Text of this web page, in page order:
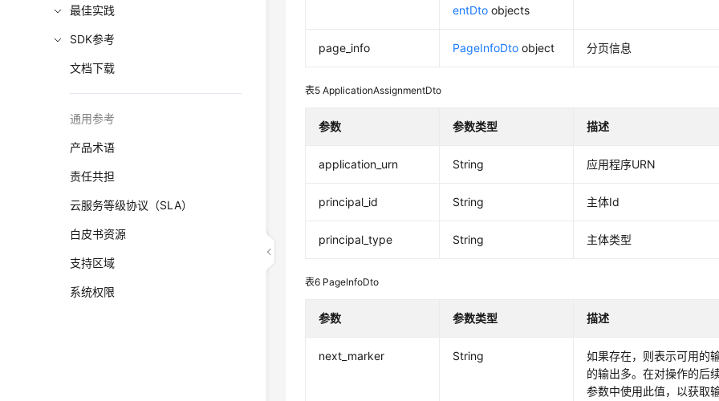
最佳实践
SDK参考
文档下载
通用参考
产品术语
责任共担
云服务等级协议（SLA）
白皮书资源
支持区域
系统权限
entDto objects
page_info PageInfoDto object 分页信息
表5ApplicationAssignmentDto
参数 参数类型 描述
application_urn String 应用程序URN
principal_id String 主体Id
principal_type String 主体类型
表6 PageInfoDto
参数 参数类型 描述
next_marker String
如果存在，则表示可用的
的输出多。在对操作的后
参数中使用此值，以获取